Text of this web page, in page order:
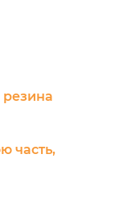
резина
часть,